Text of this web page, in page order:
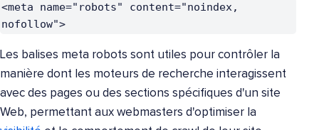
<meta name="robots" content="noindex,
nofollow">
Les balises meta robots sont utiles pour contrôler la
manière dont les moteurs de recherche interagissent
avec des pages ou des sections spécifiques d'un site
Web, permettant aux webmasters d'optimiser la